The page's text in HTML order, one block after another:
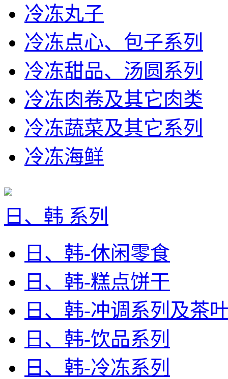
冷冻丸子
冷冻点心、包子系列
冷冻甜品、汤圆系列
冷冻肉卷及其它肉类
冷冻蔬菜及其它系列
冷冻海鲜
日、韩 系列
日、韩-休闲零食
日、韩-糕点饼干
日、韩-冲调系列及茶
日、韩-饮品系列
日、韩-冷冻系列